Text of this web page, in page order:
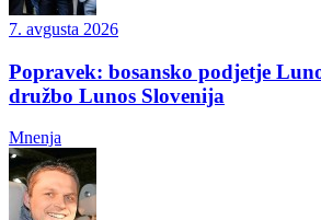
7. avgusta 2026
Popravek: bosansko podjetje
družbo Lunos Slovenija
Mnenja